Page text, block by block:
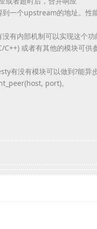
到一个upstream的地址。性
有内部机制可以实现这个功
C++) 或者有其他的模块可供
有没有模块可以做到?能异
port)。